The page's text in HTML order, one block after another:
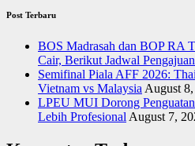
Post Terbaru
BOS Madrasah dan BOP RA
Cair, Berikut Jadwal
Semifinal Piala AFF 2026:
Vietnam vs Malaysia August
LPEU MUI Dorong
Lebih Profesional August 7,